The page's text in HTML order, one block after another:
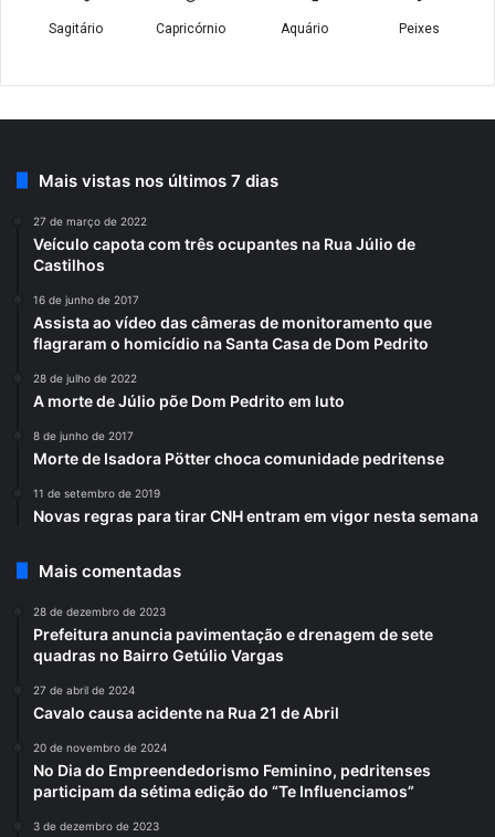
Mais vistas nos últimos 7 dias
27 de março de 2022
Veículo capota com três ocupantes na Rua Júlio de
Castilhos
16 de junho de 2017
Assista ao vídeo das câmeras de monitoramento que
flagraram o homicídio na Santa Casa de Dom Pedrito
28 de julho de 2022
A morte de Júlio põe Dom Pedrito em luto
8 de junho de 2017
Morte de Isadora Pötter choca comunidade pedritense
11 de setembro de 2019
Novas regras para tirar CNH entram em vigor nesta semana
Mais comentadas
28 de dezembro de 2023
Prefeitura anuncia pavimentação e drenagem de sete
quadras no Bairro Getúlio Vargas
27 de abril de 2024
Cavalo causa acidente na Rua 21 de Abril
20 de novembro de 2024
No Dia do Empreendedorismo Feminino, pedritenses
participam da sétima edição do “Te Influenciamos”
3 de dezembro de 2023